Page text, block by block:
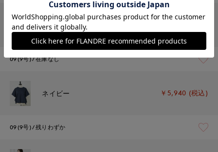
カーキ
09(9号) 在庫なし
ネイビー ￥5,940 (税込)
09(9号) 残りわずか